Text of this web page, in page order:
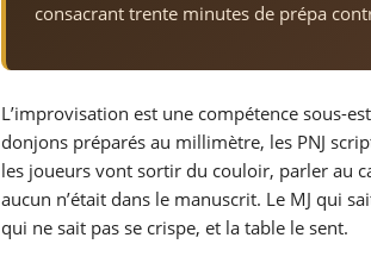
consacrant trente minutes de prépa
L’improvisation est une compétence sous-
donjons préparés au millimètre, les PNJ
les joueurs vont sortir du couloir, parler au
aucun n’était dans le manuscrit. Le MJ qui
qui ne sait pas se crispe, et la table le sent.